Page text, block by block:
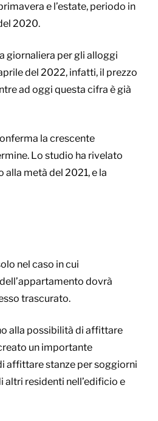
e l’estate, periodo in
2020.
giornaliera per gli alloggi
del 2022, infatti, il prezzo
ad oggi questa cifra è già
la crescente
Lo studio ha rivelato
metà del 2021, e la
nel caso in cui
dovrà
trascurato.
alla possibilità di affittare
un importante
affittare stanze per soggiorni
altri residenti nell’edificio e